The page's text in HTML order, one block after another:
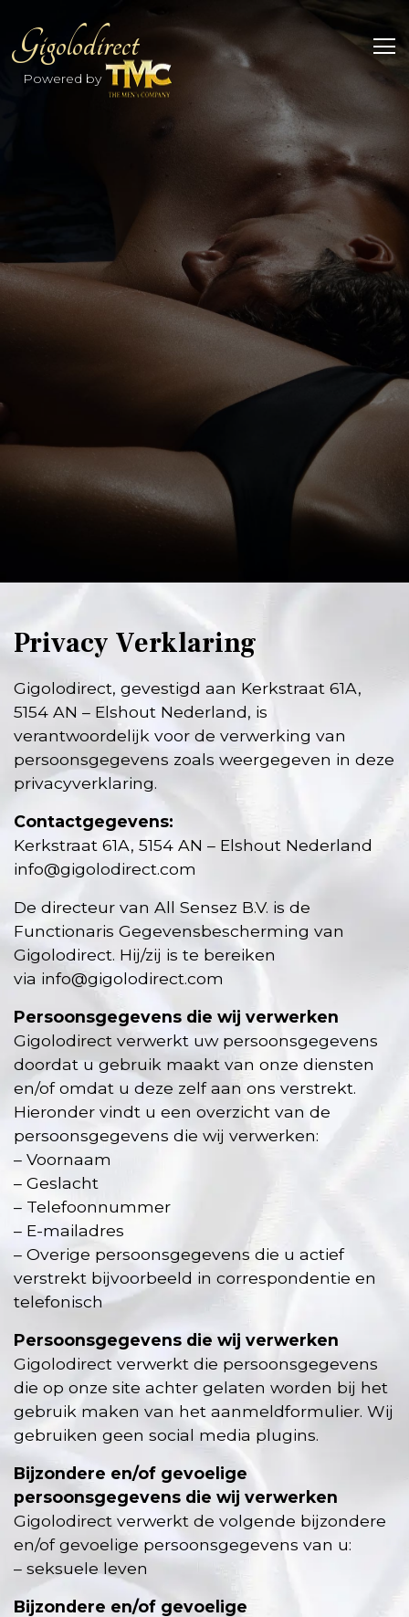
Gigolodirect
Powered by
Privacy Verklaring
Gigolodirect, gevestigd aan Kerkstraat 61A,
5154 AN – Elshout Nederland, is
verantwoordelijk voor de verwerking van
persoonsgegevens zoals weergegeven in deze
privacyverklaring.
Contactgegevens:
Kerkstraat 61A, 5154 AN – Elshout Nederland
info@gigolodirect.com
De directeur van All Sensez B.V. is de
Functionaris Gegevensbescherming van
Gigolodirect. Hij/zij is te bereiken
via info@gigolodirect.com
Persoonsgegevens die wij verwerken
Gigolodirect verwerkt uw persoonsgegevens
doordat u gebruik maakt van onze diensten
en/of omdat u deze zelf aan ons verstrekt.
Hieronder vindt u een overzicht van de
persoonsgegevens die wij verwerken:
– Voornaam
– Geslacht
– Telefoonnummer
– E-mailadres
– Overige persoonsgegevens die u actief
verstrekt bijvoorbeeld in correspondentie en
telefonisch
Persoonsgegevens die wij verwerken
Gigolodirect verwerkt die persoonsgegevens
die op onze site achter gelaten worden bij het
gebruik maken van het aanmeldformulier. Wij
gebruiken geen social media plugins.
Bijzondere en/of gevoelige
persoonsgegevens die wij verwerken
Gigolodirect verwerkt de volgende bijzondere
en/of gevoelige persoonsgegevens van u:
– seksuele leven
Bijzondere en/of gevoelige